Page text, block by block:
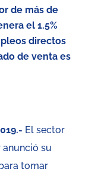
de más de
el 1.5%
directos
de venta es
El sector
su
tomar